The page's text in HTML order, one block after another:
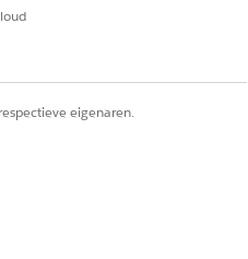
eigenaren.